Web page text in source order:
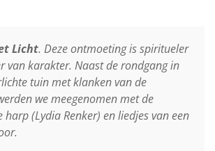
Licht. Deze ontmoeting is spiritueler
van karakter. Naast de rondgang in
tuin met klanken van de
we meegenomen met de
harp (Lydia Renker) en liedjes van een